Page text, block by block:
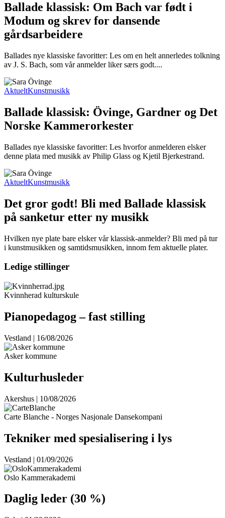
Ballade klassisk: Om Bach var født i
Modum og skrev for dansende
gårdsarbeidere
Ballades nye klassiske favoritter: Les om en helt annerledes tolkning
av J. S. Bach, som vår anmelder liker særs godt....
AktueltKunstmusikk
Ballade klassisk: Övinge, Gardner og Det
Norske Kammerorkester
Ballades nye klassiske favoritter: Les hvorfor anmelderen elsker
denne plata med musikk av Philip Glass og Kjetil Bjerkestrand.
AktueltKunstmusikk
Det gror godt! Bli med Ballade klassisk
på sanketur etter ny musikk
Hvilken nye plate bare elsker vår klassisk-anmelder? Bli med på tur
i kunstmusikken og samtidsmusikken, innom fem aktuelle plater.
Ledige stillinger
Kvinnherad kulturskule
Pianopedagog – fast stilling
Vestland | 16/08/2026
Asker kommune
Kulturhusleder
Akershus | 10/08/2026
Carte Blanche - Norges Nasjonale Dansekompani
Tekniker med spesialisering i lys
Vestland | 01/09/2026
Oslo Kammerakademi
Daglig leder (30 %)